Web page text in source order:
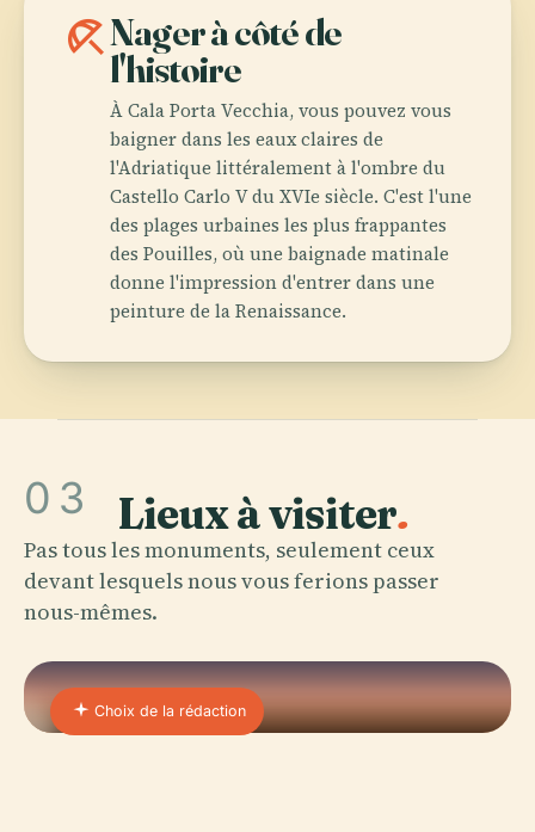
beach_accessNager à côté de
l'histoire
À Cala Porta Vecchia, vous pouvez vous
baigner dans les eaux claires de
l'Adriatique littéralement à l'ombre du
Castello Carlo V du XVIe siècle. C'est l'une
des plages urbaines les plus frappantes
des Pouilles, où une baignade matinale
donne l'impression d'entrer dans une
peinture de la Renaissance.
03 Lieux à visiter.
Pas tous les monuments, seulement ceux
devant lesquels nous vous ferions passer
nous-mêmes.
Choix de la rédaction